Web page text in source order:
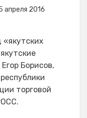
апреля 2016
«якутских
Борисов,
торговой